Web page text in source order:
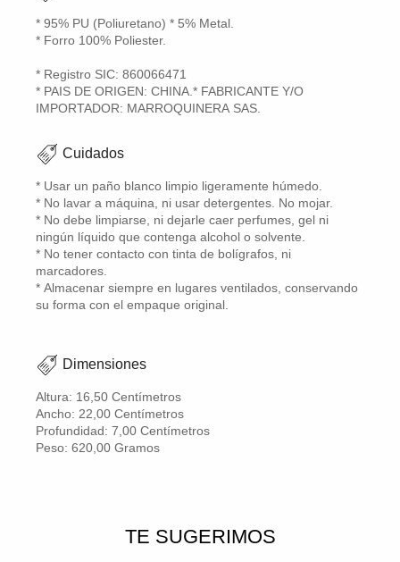
* 95% PU (Poliuretano) * 5% Metal.
* Forro 100% Poliester.
* Registro SIC: 860066471
* PAIS DE ORIGEN: CHINA.* FABRICANTE Y/O
IMPORTADOR: MARROQUINERA SAS.
Cuidados
* Usar un paño blanco limpio ligeramente húmedo.
* No lavar a máquina, ni usar detergentes. No mojar.
* No debe limpiarse, ni dejarle caer perfumes, gel ni
ningún líquido que contenga alcohol o solvente.
* No tener contacto con tinta de bolígrafos, ni
marcadores.
* Almacenar siempre en lugares ventilados, conservando
su forma con el empaque original.
Dimensiones
Altura: 16,50 Centímetros
Ancho: 22,00 Centímetros
Profundidad: 7,00 Centímetros
Peso: 620,00 Gramos
TE SUGERIMOS